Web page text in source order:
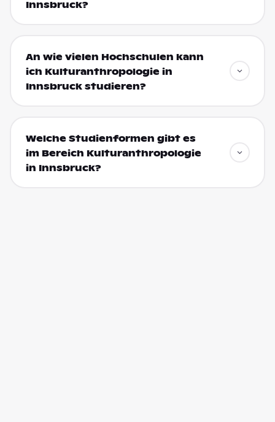
Innsbruck?
An wie vielen Hochschulen kann
ich Kulturanthropologie in
Innsbruck studieren?
Welche Studienformen gibt es
im Bereich Kulturanthropologie
in Innsbruck?